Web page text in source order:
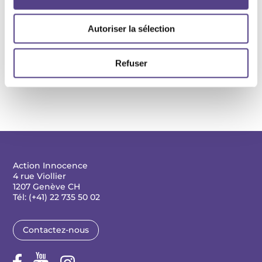
Autoriser la sélection
Refuser
Action Innocence
4 rue Viollier
1207 Genève CH
Tél: (+41) 22 735 50 02
Contactez-nous